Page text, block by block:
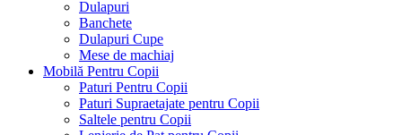
Dulapuri
Banchete
Dulapuri Cupe
Mese de machiaj
Mobilă Pentru Copii
Paturi Pentru Copii
Paturi Supraetajate pentru Copii
Saltele pentru Copii